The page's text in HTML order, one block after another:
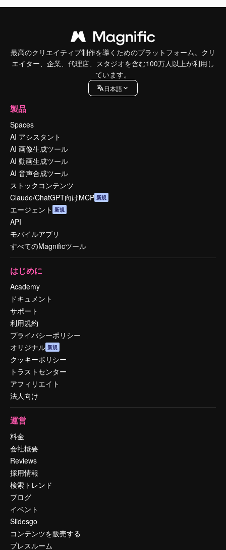
最高のクリエイティブ制作を導くためのプラットフォーム。クリ
エイター、企業、代理店、スタジオを含む100万人以上が利用し
ています。
日本語
製品
Spaces
AI アシスタント
AI 画像生成ツール
AI 動画生成ツール
AI 音声合成ツール
ストックコンテンツ
Claude/ChatGPT向けMCP 新規
エージェント 新規
API
モバイルアプリ
すべてのMagnificツール
はじめに
Academy
ドキュメント
サポート
利用規約
プライバシーポリシー
オリジナル 新規
クッキーポリシー
トラストセンター
アフィリエイト
法人向け
運営
料金
会社概要
Reviews
採用情報
検索トレンド
ブログ
イベント
Slidesgo
コンテンツを販売する
プレスルーム